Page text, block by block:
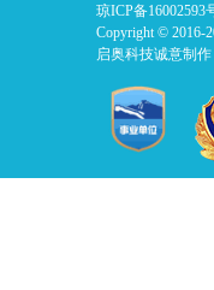
琼ICP备16002593
Copyright © 2016-
启奥科技诚意制作